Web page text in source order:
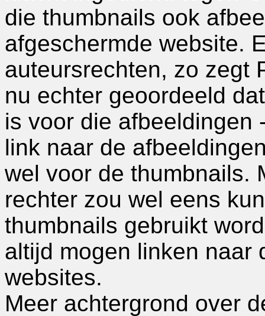
die thumbnails ook
afgeschermde website.
auteursrechten, zo zegt
nu echter geoordeeld
is voor die afbeeldingen
link naar de
wel voor de thumbnails.
rechter zou wel eens
thumbnails gebruikt
altijd mogen linken naar
websites.
Meer achtergrond over